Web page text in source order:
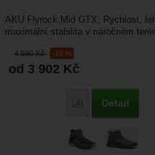
4 590Kč -15 %
od 3 902 Kč
Porovnat
Detail
AKU Flyrock Mid GTX: Rychlost,
maximální stabilita v náročném